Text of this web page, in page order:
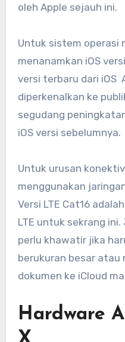
oleh Apple sejauh ini.
Untuk sistem operasi
menanamkan iOS
versi terbaru dari iOS
diperkenalkan ke
segudang
iOS versi sebelumnya.
Untuk urusan
menggunakan
Versi LTE Cat16
LTE untuk sekrang
perlu khawatir jika
berukuran besar atau
dokumen ke iCloud
Hardware